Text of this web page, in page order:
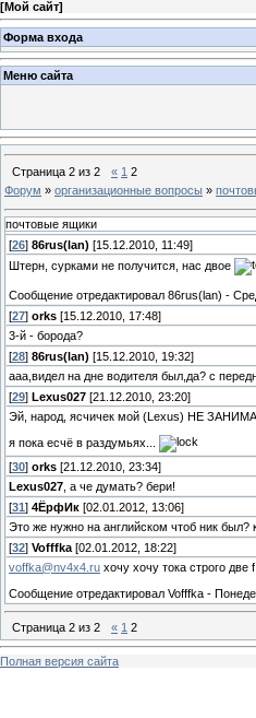
[Мой сайт]
Форма входа
Меню сайта
Страница 2 из 2 « 1 2
Форум » организационные вопросы »
почтовые ящики
[26] 86rus(lan) [15.12.2010, 11:49]
Штерн, сурками не получится, нас двое
Сообщение отредактировал 86rus(lan) -
[27] orks [15.12.2010, 17:48]
3-й - борода?
[28] 86rus(lan) [15.12.2010, 19:32]
ааа,видел на дне водителя был,да? с
[29] Lexus027 [21.12.2010, 23:20]
Эй, народ, ясчичек мой (Lexus) НЕ
я пока есчё в раздумьях...
[30] orks [21.12.2010, 23:34]
Lexus027 , а че думать? бери!
[31 ] 4ЁрфИк [02.01.2012, 13:06]
Это же нужно на английском чтоб ник
[32] Vofffka [02.01.2012, 18:22]
voffka@nv4x4.ru хочу хочу тока строго две f
Сообщение отредактировал Vofffka -
Страница 2 из 2 « 1 2
Полная версия сайта